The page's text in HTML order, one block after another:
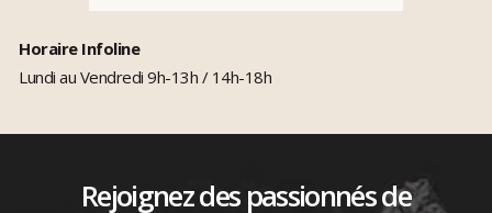
Horaire Infoline
Lundi au Vendredi 9h-13h / 14h-18h
Rejoignez des passionnés de